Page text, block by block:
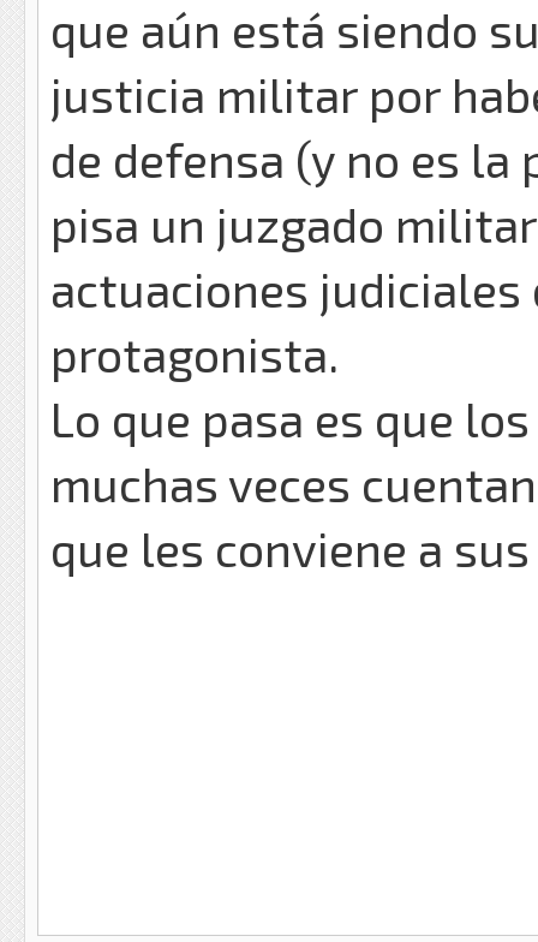
que aún está siendo
justicia militar por
de defensa (y no es
pisa un juzgado
actuaciones
protagonista.
Lo que pasa es que
muchas veces
que les conviene a